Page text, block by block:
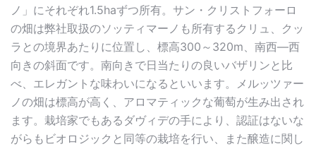
ノ」にそれぞれ1.5haずつ所有。サン・クリストフォーロ
の畑は弊社取扱のソッティマーノも所有するクリュ、クッ
ラとの境界あたりに位置し、標高300～320m、南西―西
向きの斜面です。南向きで日当たりの良いバザリンと比
べ、エレガントな味わいになるといいます。メルッツァー
ノの畑は標高が高く、アロマティックな葡萄が生み出され
ます。栽培家でもあるダヴィデの手により、認証はないな
がらもビオロジックと同等の栽培を行い、また醸造に関し